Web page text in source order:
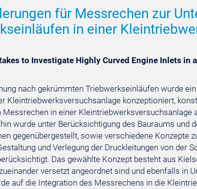
für Messrechen zur
in einer
to Investigate Highly Curved Engine Inlets in
nach gekrümmten Triebwerkseinläufen wurde
Kleintriebwerksversuchsanlage konzeptioniert,
in einer Kleintriebwerksversuchsanlage
wurde unter Berücksichtigung des Bauraums und
gegenübergestellt, sowie verschiedene Konzepte
und Verlegung der Druckleitungen von der
Das gewählte Konzept besteht aus
versetzt angeordnet sind und ebenfalls in
auf die Integration des Messrechens in die